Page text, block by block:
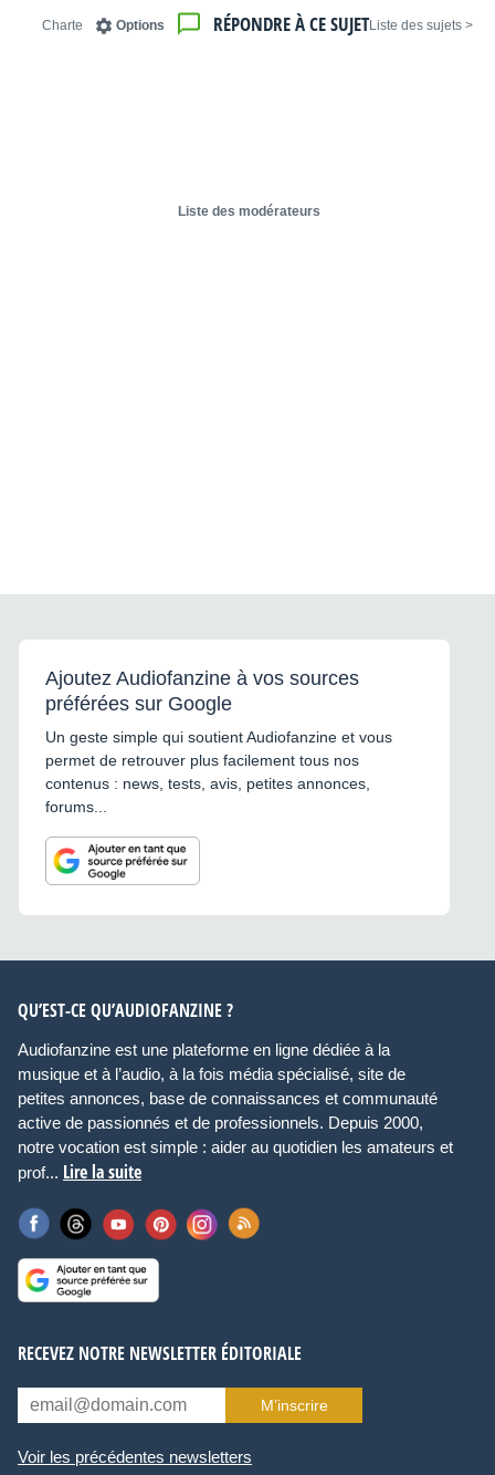
< Liste des sujets
RÉPONDRE À CE SUJET
Options
Charte
Liste des modérateurs
Ajoutez Audiofanzine à vos sources
préférées sur Google
Un geste simple qui soutient Audiofanzine et vous
permet de retrouver plus facilement tous nos
contenus : news, tests, avis, petites annonces,
forums...
QU’EST-CE QU’AUDIOFANZINE ?
Audiofanzine est une plateforme en ligne dédiée à la
musique et à l’audio, à la fois média spécialisé, site de
petites annonces, base de connaissances et communauté
active de passionnés et de professionnels. Depuis 2000,
notre vocation est simple : aider au quotidien les amateurs et
prof... Lire la suite
RECEVEZ NOTRE NEWSLETTER ÉDITORIALE
M’inscrire
Voir les précédentes newsletters